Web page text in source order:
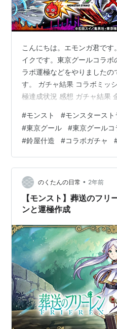
こんにちは。エモンガ君で
イクです。東京グールコラ
ラボ運極などをやりましたの
す。 ガチャ結果 コラボミッ
極達成状況 感想 ガチャ結果
コラボ星５が出ず、途中から
クショをとることをやめまし
したが、その後はコラボ星５
つぎ込んだところで金木研
た。こんなにお金がかかる
たです。因みに霧島董香は出
#モンスト #モンスタースト
#東京グール #東京グールコ
#鈴屋什造 #コラボガチャ
のくたんの日常 • 2年前
【モンスト】葬送のフリ
ンと運極作成